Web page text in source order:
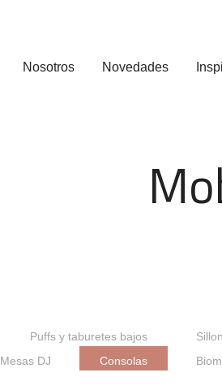
Nosotros Novedades
Puffs y taburetes bajos
Mesas DJ Consolas